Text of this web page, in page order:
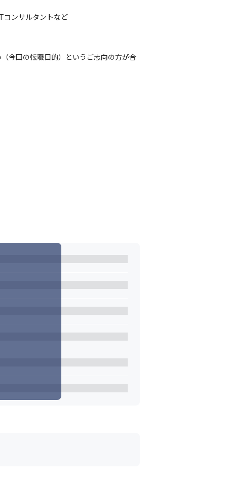
コンサルタントなど
今回の転職目的）というご志向の方が合